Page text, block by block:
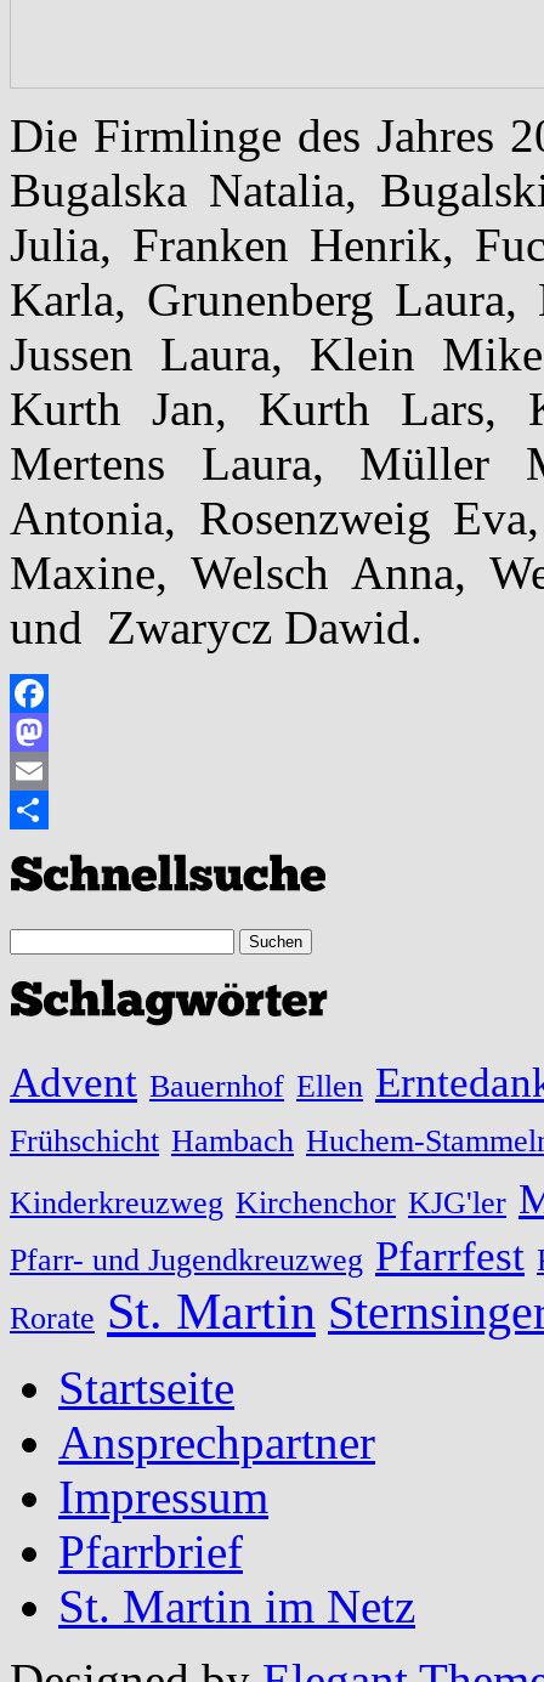
Die Firmlinge des Jahres
Bugalska Natalia,
Julia, Franken Henrik,
Karla, Grunenberg Laura,
Jussen Laura, Klein
Kurth Jan, Kurth Lars,
Mertens Laura, Müller
Antonia, Rosenzweig
Maxine, Welsch Anna,
und Zwarycz Dawid.
Facebook
Mastodon
Email
Advent Bauernhof Ellen
Frühschicht Hambach Huchem-
Kinderkreuzweg Kirchenchor KJG'ler
Pfarr- und Jugendkreuzweg Pfarrfest
Rorate St. Martin
Startseite
Ansprechpartner
Impressum
Pfarrbrief
St. Martin im Netz